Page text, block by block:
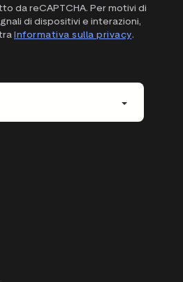
da reCAPTCHA. Per motivi di
di dispositivi e interazioni,
Informativa sulla privacy.